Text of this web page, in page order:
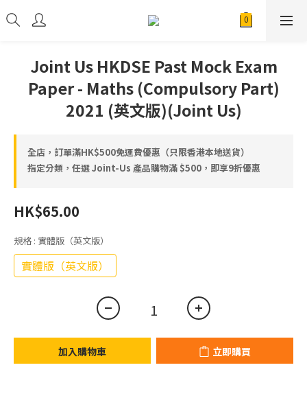
Joint Us HKDSE Past Mock Exam
Paper - Maths (Compulsory Part)
2021 (英文版)(Joint Us)
全店，訂單滿HK$500免運費優惠（只限香港本地送貨）
指定分類，任選 Joint-Us 產品⁠⁠購物滿 $500，即享9折優惠
HK$65.00
規格 : 實體版（英文版）
實體版（英文版）
加入購物車 立即購買